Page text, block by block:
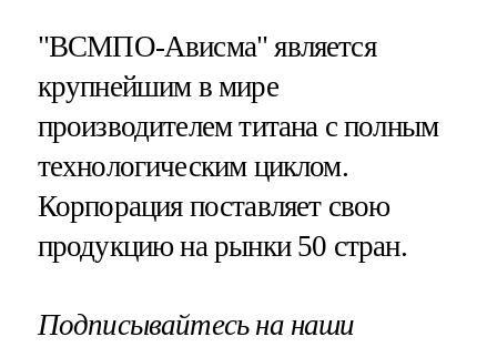
"ВСМПО-Ависма" является
крупнейшим в мире
производителем титана с полным
технологическим циклом.
Корпорация поставляет свою
продукцию на рынки 50 стран.
Подписывайтесь на наши